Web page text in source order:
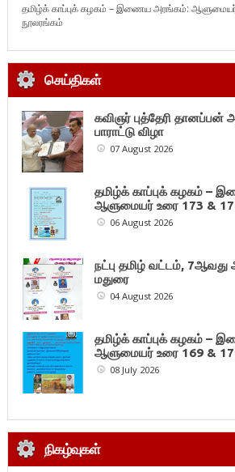
தமிழ்க் காப்புக் கழகம் – இணைய அரங்கம்:
நூலரங்கம்
செய்திகள்
கவிஞர் புத்தேரி தானப்பன்
பாராட்டு விழா
07 August 2026
தமிழ்க் காப்புக் கழகம் –
ஆளுமையர் உரை 173 &
06 August 2026
நட்பு தமிழ் வட்டம், 7ஆவது
மதுரை
04 August 2026
தமிழ்க் காப்புக் கழகம் –
ஆளுமையர் உரை 169 &
08 July 2026
நிகழ்வுகள்